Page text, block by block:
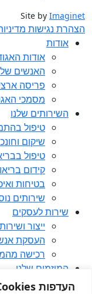
העדפות Cookies
Site by Imaginet
הצהרת נגישות
אודות
אודות
האנשים
פריסה
מסמכי
השירותים שלנו
טיפול
שיקום
טיפול
קידום
בטיחות
שירותים
שירות לעסקים
ייצור
העסקת
רכישה
המיזמים שלנו
בואו להשפיע